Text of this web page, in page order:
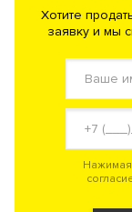
Хотите
заявку и мы
Нажимая